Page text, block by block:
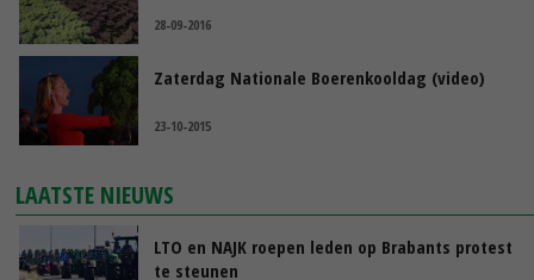
28-09-2016
Zaterdag Nationale Boerenkooldag (video)
23-10-2015
LAATSTE NIEUWS
LTO en NAJK roepen leden op Brabants protest
te steunen